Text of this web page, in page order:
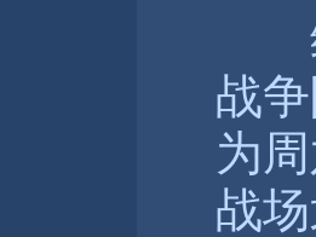
缔
战
为
战